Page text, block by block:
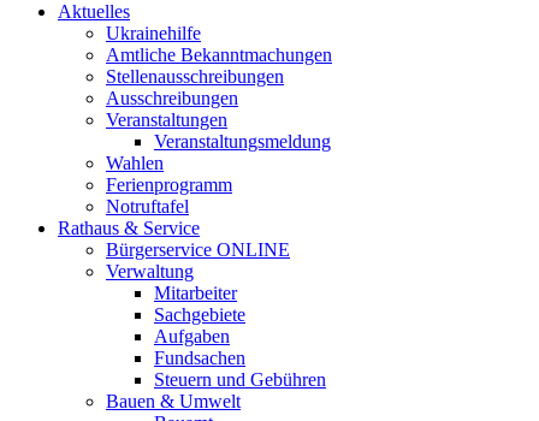
Aktuelles
Ukrainehilfe
Amtliche Bekanntmachungen
Stellenausschreibungen
Ausschreibungen
Veranstaltungen
Veranstaltungsmeldung
Wahlen
Ferienprogramm
Notruftafel
Rathaus & Service
Bürgerservice ONLINE
Verwaltung
Mitarbeiter
Sachgebiete
Aufgaben
Fundsachen
Steuern und Gebühren
Bauen & Umwelt